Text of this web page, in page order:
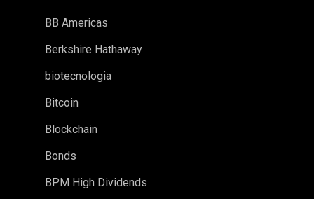
BB Americas
Berkshire Hathaway
biotecnologia
Bitcoin
Blockchain
Bonds
BPM High Dividends